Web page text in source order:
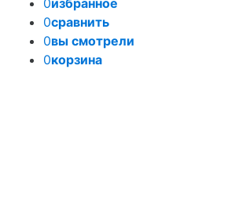
0сравнить
0вы смотрели
0корзина